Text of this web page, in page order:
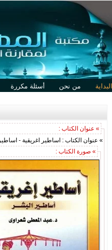
البداية من نحن أسئلة مكررة
» عنوان الكتاب :
» عنوان الكتاب : اساطير اغريقية -
» صورة الكتاب :